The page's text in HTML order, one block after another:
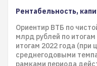
Рентабельность,
Ориентир ВТБ по
млрд рублей по
итогам 2022 года (при
среднегодовыми
рамками периода